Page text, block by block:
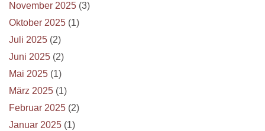
November 2025 (3)
Oktober 2025 (1)
Juli 2025 (2)
Juni 2025 (2)
Mai 2025 (1)
März 2025 (1)
Februar 2025 (2)
Januar 2025 (1)